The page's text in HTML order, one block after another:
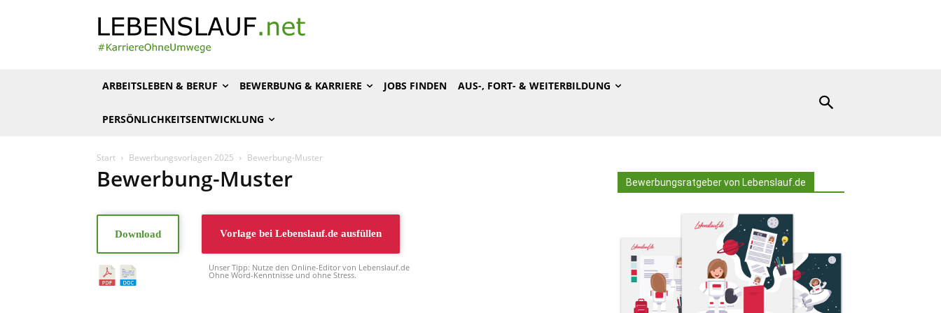
ARBEITSLEBEN & BERUF BEWERBUNG & KARRIERE JOBS FINDEN AUS-, FORT- & WEITERBILDUNG
PERSÖNLICHKEITSENTWICKLUNG
Start Bewerbungsvorlagen 2025 Bewerbung-Muster
Bewerbung-Muster
Download Vorlage bei Lebenslauf.de ausfüllen
Unser Tipp: Nutze den Online-Editor von Lebenslauf.de
Ohne Word-Kenntnisse und ohne Stress.
Bewerbungsratgeber von Lebenslauf.de